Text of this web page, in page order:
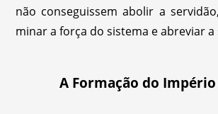
não conseguissem abolir a
minar a força do sistema e abreviar a
A Formação do Império